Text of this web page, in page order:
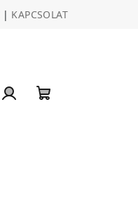
| KAPCSOLAT